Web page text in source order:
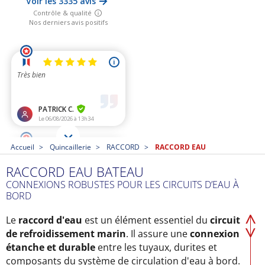
Accueil Quincaillerie RACCORD RACCORD EAU
RACCORD EAU BATEAU
CONNEXIONS ROBUSTES POUR LES CIRCUITS D’EAU À
BORD
Le raccord d'eau est un élément essentiel du circuit
de refroidissement marin. Il assure uneconnexion
étanche et durable entre les tuyaux, durites et
composants du système de circulation d'eau à bord.